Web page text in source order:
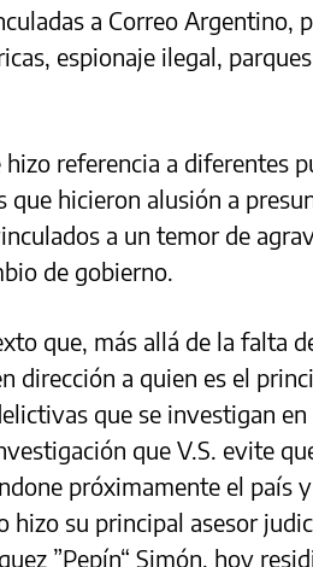
a Correo Argentino,
espionaje ilegal,
referencia a diferentes
hicieron alusión a
a un temor de
de gobierno.
que, más allá de la falta
dirección a quien es el
que se investigan en
que V.S. evite
próximamente el país
hizo su principal asesor
”Pepín“ Simón, hoy